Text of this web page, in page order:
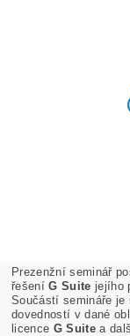
Prezenžní seminář
řešeníG Suite jejího
Součástí semináře
dovedností v dané
licence G Suitea